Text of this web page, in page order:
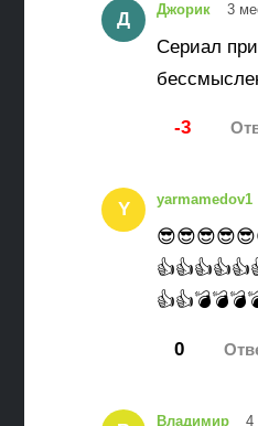
Д Джорик 3
Сериал
-3
Y yarmamedov1
0
Владимир 4